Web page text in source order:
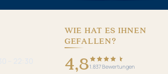
WIE HAT ES IHNEN
GEFALLEN?
4,81.837 Bewertungen